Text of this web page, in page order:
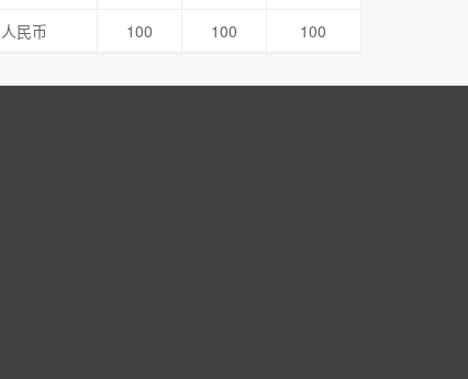
人民币
100 100 100